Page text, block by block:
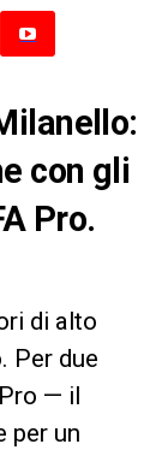
con gli
Pro.
di alto
Per due
— il
per un